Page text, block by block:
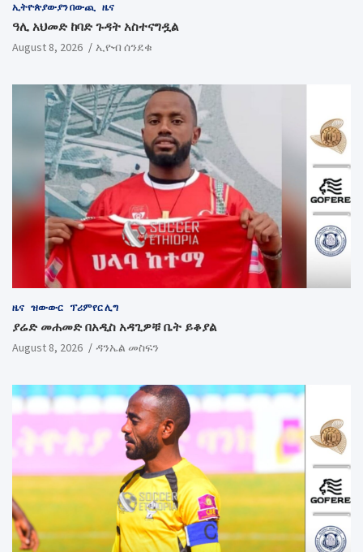
ኢትዮጵያውያን በውጪ ዜና
ዓሊ አህመድ ከባድ ጉዳት አስተናግዷል
August 8, 2026 ኢዮብ ሰንደቁ
ዜና ዝውውር ፕሪምየር ሊግ
ያሬድ መሐመድ በአዲስ አዳጊዎቹ ቤት ይቆያል
August 8, 2026 ዳንኤል መስፍን